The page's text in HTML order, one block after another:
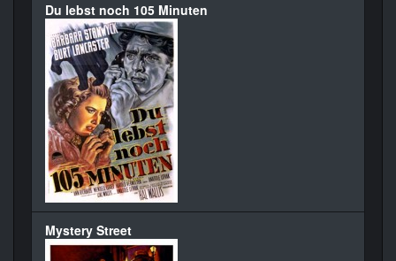
Du lebst noch 105 Minuten
Mystery Street